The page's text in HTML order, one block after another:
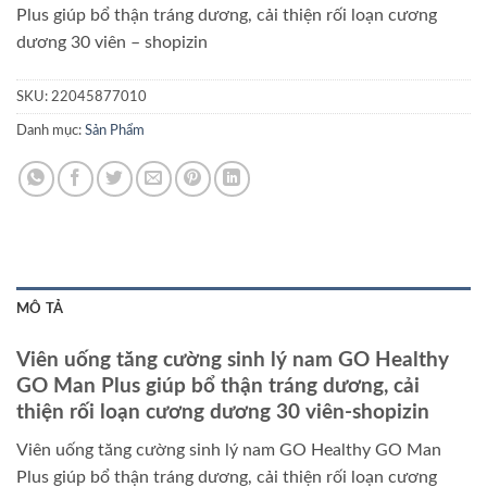
Plus giúp bổ thận tráng dương, cải thiện rối loạn cương
dương 30 viên – shopizin
SKU: 22045877010
Danh mục: Sản Phẩm
MÔ TẢ
Viên uống tăng cường sinh lý nam GO Healthy
GO Man Plus giúp bổ thận tráng dương, cải
thiện rối loạn cương dương 30 viên-shopizin
Viên uống tăng cường sinh lý nam GO Healthy GO Man
Plus giúp bổ thận tráng dương, cải thiện rối loạn cương